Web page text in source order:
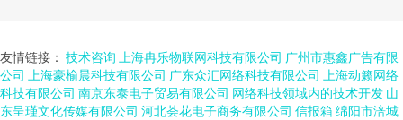
友情链接： 技术咨询 上海冉乐物联网科技有限公司 广州市惠鑫广告有限
公司
上海豪榆晨科技有限公司 广东众汇网络科技有限公司
上海动籁网络
科技有限公司 南京东泰电子贸易有限公司 网络科技领域内的技术开发 山
东呈瑾文化传媒有限公司 河北荟花电子商务有限公司 信报箱绵阳市涪城